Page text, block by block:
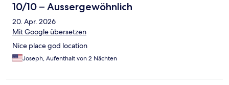
10/10 – Aussergewöhnlich
20. Apr. 2026
Mit Google übersetzen
Nice place god location
Joseph, Aufenthalt von 2 Nächten